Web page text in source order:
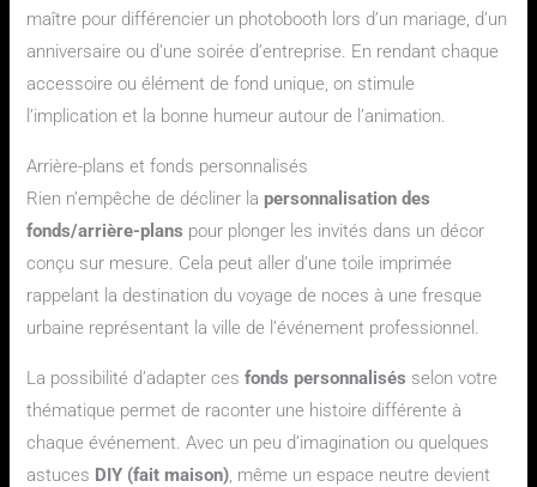
maître pour différencier un photobooth lors d’un mariage, d’un
anniversaire ou d’une soirée d’entreprise. En rendant chaque
accessoire ou élément de fond unique, on stimule
l’implication et la bonne humeur autour de l’animation.
Arrière-plans et fonds personnalisés
Rien n’empêche de décliner lapersonnalisation des
fonds/arrière-plans pour plonger les invités dans un décor
conçu sur mesure. Cela peut aller d’une toile imprimée
rappelant la destination du voyage de noces à une fresque
urbaine représentant la ville de l’événement professionnel.
La possibilité d’adapter cesfonds personnalisés selon votre
thématique permet de raconter une histoire différente à
chaque événement. Avec un peu d’imagination ou quelques
astuces DIY (fait maison) , même un espace neutre devient